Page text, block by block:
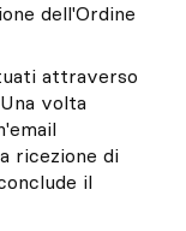
dell'Ordine
attraverso
volta
ricezione di
il